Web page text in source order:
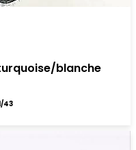
blanche
43